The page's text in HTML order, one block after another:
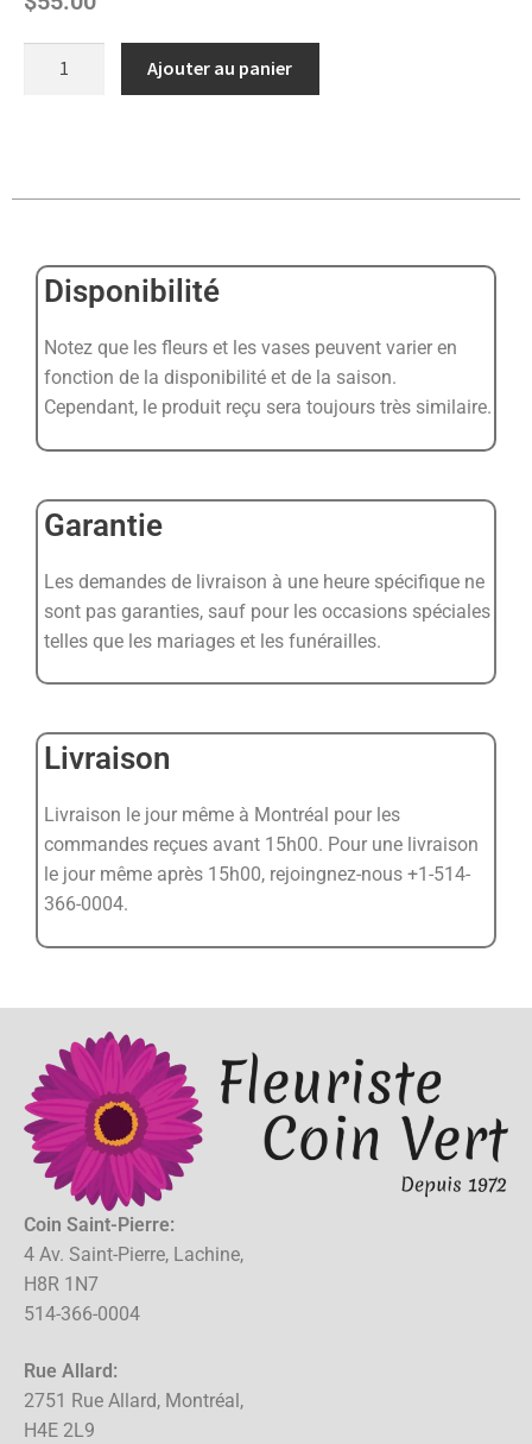
Ajouter au panier
Disponibilité
Notez que les fleurs et les vases peuvent varier en
fonction de la disponibilité et de la saison.
Cependant, le produit reçu sera toujours très similaire.
Garantie
Les demandes de livraison à une heure spécifique ne
sont pas garanties, sauf pour les occasions spéciales
telles que les mariages et les funérailles.
Livraison
Livraison le jour même à Montréal pour les
commandes reçues avant 15h00. Pour une livraison
le jour même après 15h00, rejoingnez-nous +1-514-
366-0004.
Coin Saint-Pierre:
4 Av. Saint-Pierre, Lachine,
H8R 1N7
514-366-0004
Rue Allard:
2751 Rue Allard, Montréal,
H4E 2L9